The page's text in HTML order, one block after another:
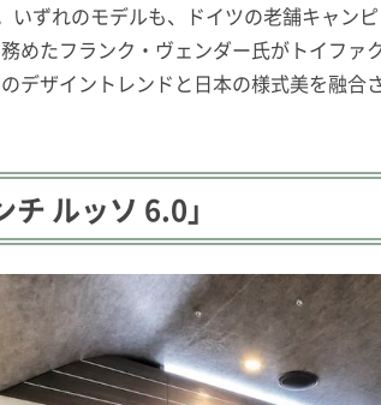
いずれのモデルも、ドイツの老舗キャン
めたフランク・ヴェンダー氏がトイファ
デザイントレンドと日本の様式美を融合
チ ルッソ 6.0」